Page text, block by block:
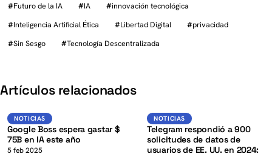
#Futuro de la IA #IA #innovación tecnológica
#Inteligencia Artificial Ética #Libertad Digital #privacidad
#Sin Sesgo #Tecnología Descentralizada
Artículos relacionados
Noticias K
NOTICIAS
Google Boss espera gastar $
75B en IA este año
5 feb 2025
Noticias
NOTICIAS
Telegram respondió a 900
solicitudes de datos de
usuarios de EE. UU. en 2024: